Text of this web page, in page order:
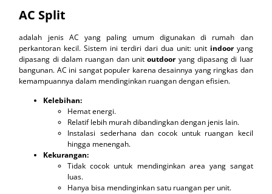
AC Split
adalah jenis AC yang paling umum digunakan di rumah dan
perkantoran kecil. Sistem ini terdiri dari dua unit: unit indooryang
dipasang di dalam ruangan dan unitoutdooryang dipasang di luar
bangunan. AC ini sangat populer karena desainnya yang ringkas dan
kemampuannya dalam mendinginkan ruangan dengan efisien.
Kelebihan:
Hemat energi.
Relatif lebih murah dibandingkan dengan jenis lain.
Instalasi sederhana dan cocok untuk ruangan kecil
hingga menengah.
Kekurangan:
Tidak cocok untuk mendinginkan area yang sangat
luas.
Hanya bisa mendinginkan satu ruangan per unit.